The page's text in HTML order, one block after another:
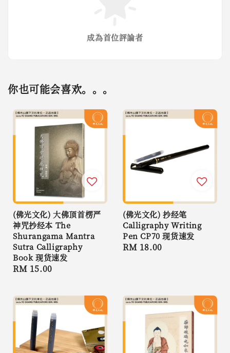
成為首位評論者
你也可能会喜欢。。。
(佛光文化) 大佛顶首楞严
神咒抄经本 The
Shurangama Mantra
Sutra Calligraphy
Book 现货速发
Regular
RM 15.00
(佛光文化) 抄经笔
Calligraphy Writing
Pen CP70 现货速发
Regular
RM 18.00